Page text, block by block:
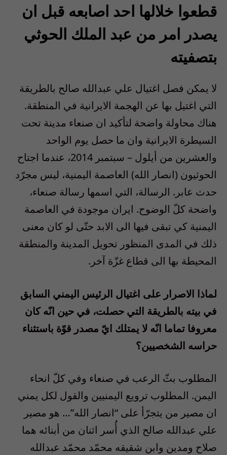
قطعوا خلالها احد اصابعه قبل ان
يصدر امر من عبد الملك الحوثي
بتصفيته
لا يمكن فصل اغتيال علي عبدالله صالح بالطريقة
التي اغتيل بها عن الهجمة الايرانية في المنطقة.
هناك محاولة واضحة لتأكيد ان صنعاء مدينة تحت
السيطرة الايرانية وان ما حصل يوم الواحد
والعشرين من أيلول – سبتمبر 2014، عندما اجتاح
الحوثيون (انصار الله) العاصمة اليمنية، ليس مجرّد
حدث عابر. الرسالة، التي اسمها رسالة صنعاء،
واضحة كلّ الوضوح. ايران موجودة في العاصمة
اليمنية كي تبقى فيها الى الابد حتّى لو كان معنى
ذلك في المدى المنظور تحويل المدينة والمنطقة
المحيطة بها الى قطاع غزّة آخر.
لماذا الاصرار على اغتيال الرئيس اليمني السابق
في بيته بالطريقة التي حصلت، في حين انّه كان
معروفا تماما انّه لا يمتلك ايّ مصدر قوّة باستثناء
حراسه الشخصيين؟
المطلوب بثّ الرعب في صنعاء وفي كلّ انحاء
اليمن. المطلوب ترويع اليمنيين والقول لكل يمني
ان مصير من يتجرّأ على “انصار الله”… هو مصير
علي عبدالله صالح الذي أُسر اثنان من أبنائه هما
صلاح ومدين وابن شقيقه محمّد محمّد عبدالله